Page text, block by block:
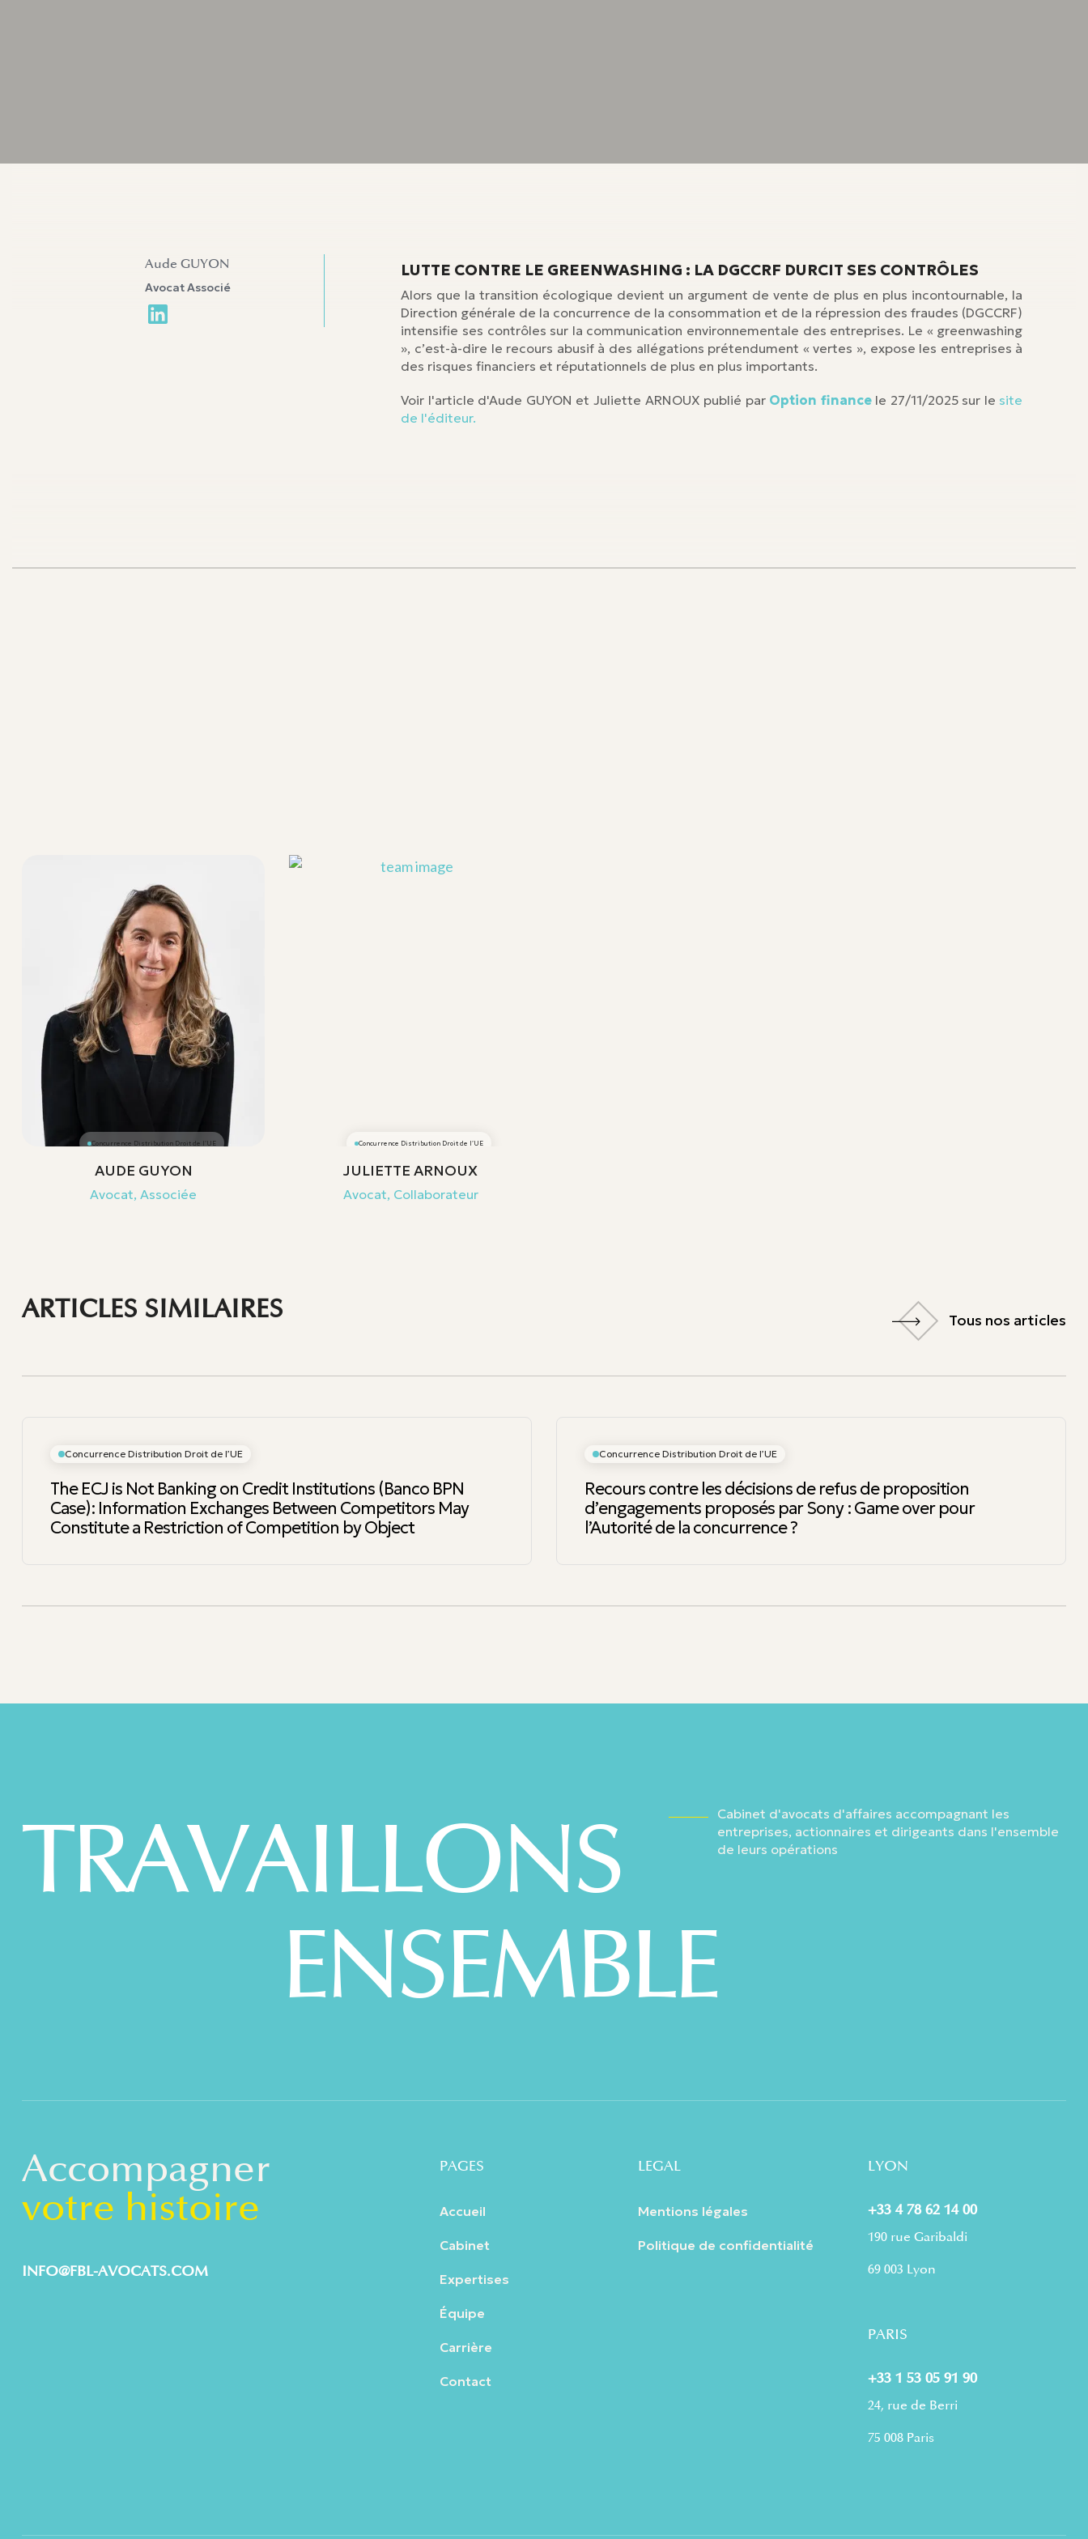
Aude GUYON
Avocat Associé
LUTTE CONTRE LE GREENWASHING : LA DGCCRF DURCIT SES CONTRÔLES
Alors que la transition écologique devient un argument de vente de plus en plus incontournable, la
Direction générale de la concurrence de la consommation et de la répression des fraudes (DGCCRF)
intensifie ses contrôles sur la communication environnementale des entreprises. Le « greenwashing
», c’est-à-dire le recours abusif à des allégations prétendument « vertes », expose les entreprises à
des risques financiers et réputationnels de plus en plus importants.
Voir l'article d'Aude GUYON et Juliette ARNOUX publié par Option finance le 27/11/2025 sur le site
de l'éditeur.
Concurrence Distribution Droit de l’UE
AUDE GUYON
Avocat, Associée
Concurrence Distribution Droit de l’UE
JULIETTE ARNOUX
Avocat, Collaborateur
ARTICLES SIMILAIRES Tous nos articles
Concurrence Distribution Droit de l’UE
The ECJ is Not Banking on Credit Institutions (Banco BPN
Case): Information Exchanges Between Competitors May
Constitute a Restriction of Competition by Object
Concurrence Distribution Droit de l’UE
Recours contre les décisions de refus de proposition
d’engagements proposés par Sony : Game over pour
l’Autorité de la concurrence ?
TRAVAILLONS
ENSEMBLE
Cabinet d'avocats d'affaires accompagnant les
entreprises, actionnaires et dirigeants dans l'ensemble
de leurs opérations
Accompagner
votre histoire
INFO@FBL-AVOCATS.COM
PAGES
Accueil
Cabinet
Expertises
Équipe
Carrière
Contact
LEGAL
Mentions légales
Politique de confidentialité
LYON
+33 4 78 62 14 00
190 rue Garibaldi
69 003 Lyon
PARIS
+33 1 53 05 91 90
24, rue de Berri
75 008 Paris